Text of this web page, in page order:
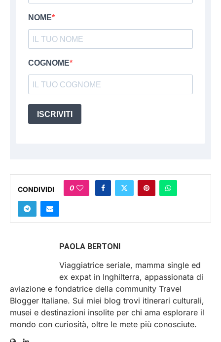
NOME
COGNOME
ISCRIVITI
CONDIVIDI 0
PAOLA BERTONI
Viaggiatrice seriale, mamma single ed
ex expat in Inghilterra, appassionata di
aviazione e fondatrice della community Travel
Blogger Italiane. Sui miei blog trovi itinerari culturali,
musei e destinazioni insolite per chi ama esplorare il
mondo con curiosità, oltre le mete più conosciute.